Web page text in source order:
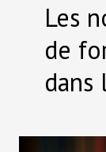
Les
de
dans